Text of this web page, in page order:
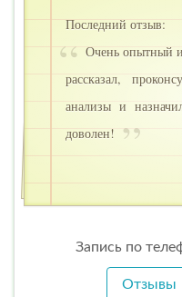
Последний отзыв:
Очень опытный
рассказал,
анализы и
доволен!
Запись по
Отзывы